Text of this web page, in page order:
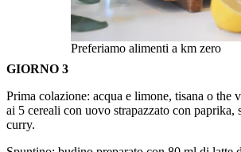
Preferiamo alimenti a km zero
GIORNO 3
Prima colazione: acqua e limone, tisana o the
ai 5 cereali con uovo strapazzato con paprika,
curry.